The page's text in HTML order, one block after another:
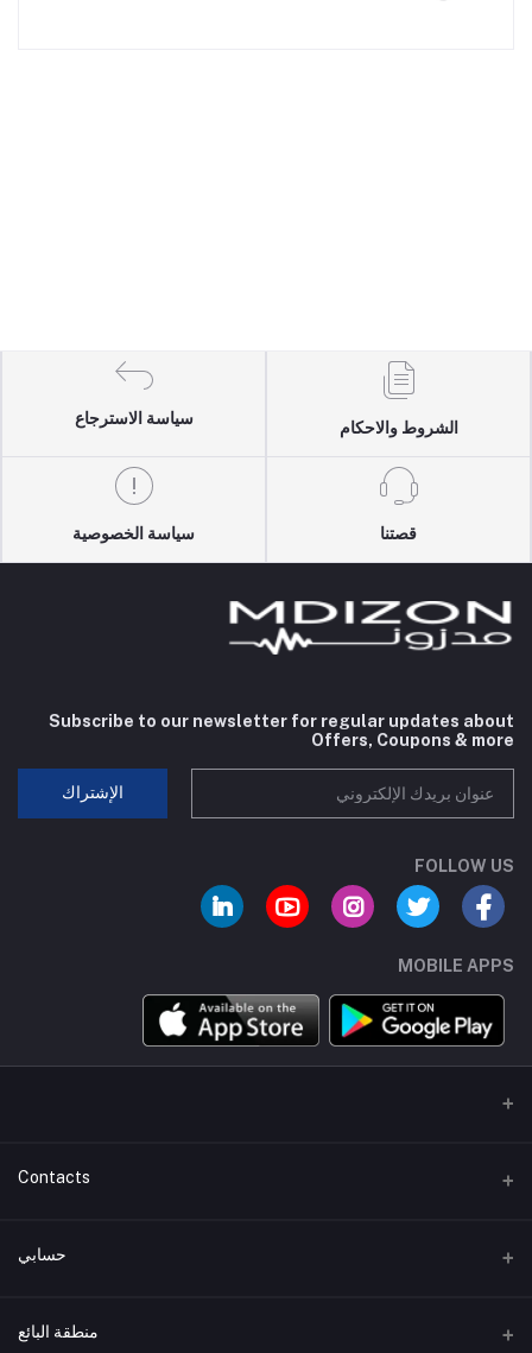
الشروط والاحكام
سياسة الاسترجاع
قصتنا سياسة الخصوصية
Subscribe to our newsletter for regular updates about
Offers, Coupons & more
الإشتراك
FOLLOW US
MOBILE APPS
Contacts
عنوان
+01007744462
حسابي
تسجيل الدخول منطقة البائع